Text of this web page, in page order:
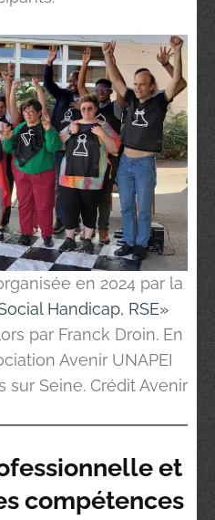
en 2024 par la
Handicap, RSE»
par Franck Droin. En
Avenir UNAPEI
sur Seine. Crédit Avenir
et
compétences